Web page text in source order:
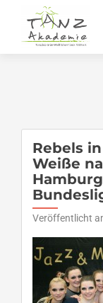
Rebels
Weiße
Veröffentlicht